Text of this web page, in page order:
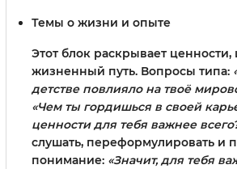
Темы о жизни и опыте
Этот блок раскрывает ценности,
жизненный путь. Вопросы типа:
детстве повлияло на твоё
«Чем ты гордишься в своей
ценности для тебя важнее
слушать, переформулировать и
понимание: «Значит, для тебя